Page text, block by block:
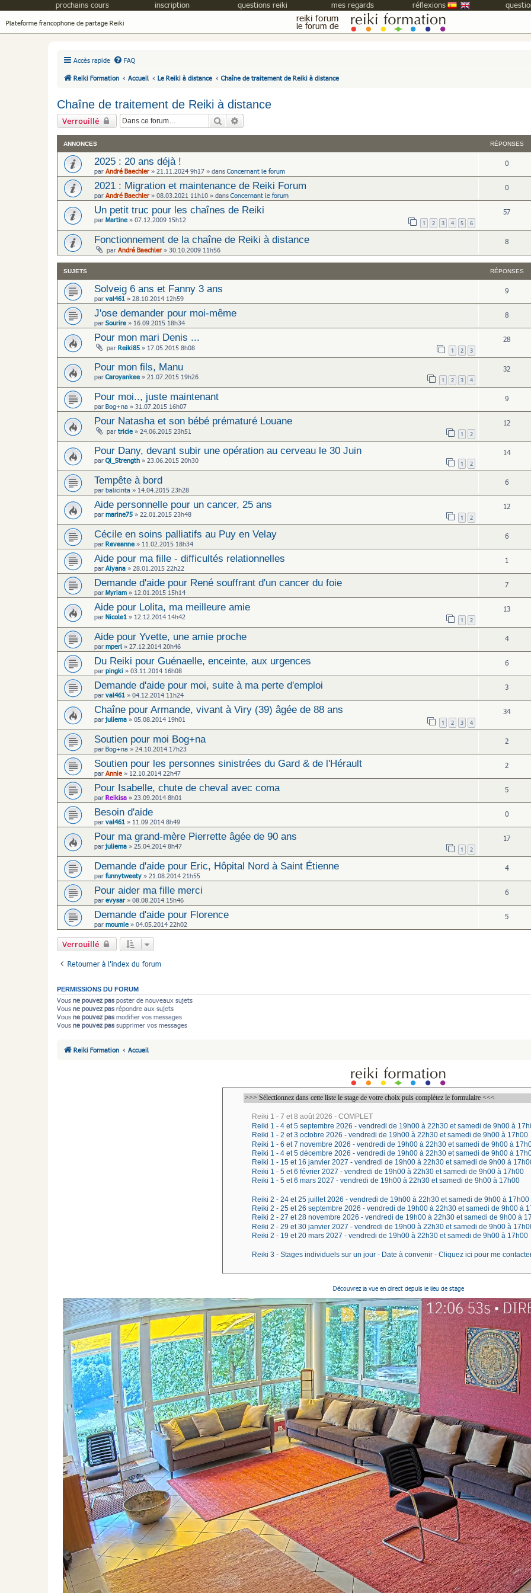
reiki forum
Plateforme francophone de partage Reiki
Accès rapide FAQ
Reiki Formation Accueil Le Reiki à distance Chaîne de traitement de Reiki à distance
Chaîne de traitement de Reiki à distance
Verrouillé Rechercher
ANNONCES RÉPONSES
2025 : 20 ans déjà !
par André Baechler» 21.11.2024 9h17 » dansConcernant le forum
0
2021 : Migration et maintenance de Reiki Forum
par André Baechler» 08.03.2021 11h10 » dansConcernant le forum
0
Un petit truc pour les chaînes de Reiki
par Martine » 07.12.2009 15h12 1 2 3 4 5 6
57
Fonctionnement de la chaîne de Reiki à distance
par André Baechler» 30.10.2009 11h56
8
SUJETS RÉPONSES
Solveig 6 ans et Fanny 3 ans
par val461 » 28.10.2014 12h59
9
J'ose demander pour moi-même
par Sourire » 16.09.2015 18h34
8
Pour mon mari Denis ...
par Reiki85 » 17.05.2015 8h08 1 2 3
28
Pour mon fils, Manu
parCaroyankee » 21.07.2015 19h26 1 2 3 4
32
Pour moi.., juste maintenant
par Bog+na » 31.07.2015 16h07
9
Pour Natasha et son bébé prématuré Louane
par tricie » 24.06.2015 23h51 1 2
12
Pour Dany, devant subir une opération au cerveau le 30 Juin
parQi_Strength » 23.06.2015 20h30 1 2
14
Tempête à bord
par balicinta » 14.04.2015 23h28
6
Aide personnelle pour un cancer, 25 ans
par marine75 » 22.01.2015 23h48 1 2
12
Cécile en soins palliatifs au Puy en Velay
par Reveanne » 11.02.2015 18h34
6
Aide pour ma fille - difficultés relationnelles
par Aiyana » 28.01.2015 22h22
1
Demande d'aide pour René souffrant d'un cancer du foie
par Myriam » 12.01.2015 15h14
7
Aide pour Lolita, ma meilleure amie
par Nicole1 » 12.12.2014 14h42 1 2
13
Aide pour Yvette, une amie proche
par mperl » 27.12.2014 20h46
4
Du Reiki pour Guénaelle, enceinte, aux urgences
par pingki » 03.11.2014 16h08
6
Demande d'aide pour moi, suite à ma perte d'emploi
par val461 » 04.12.2014 11h24
3
Chaîne pour Armande, vivant à Viry (39) âgée de 88 ans
par juliema » 05.08.2014 19h01 1 2 3 4
34
Soutien pour moi Bog+na
par Bog+na » 24.10.2014 17h23
2
Soutien pour les personnes sinistrées du Gard & de l'Hérault
par Annie » 12.10.2014 22h47
2
Pour Isabelle, chute de cheval avec coma
par Reikisa » 23.09.2014 8h01
5
Besoin d'aide
par val461 » 11.09.2014 8h49
0
Pour ma grand-mère Pierrette âgée de 90 ans
par juliema » 25.04.2014 8h47 1 2
17
Demande d'aide pour Eric, Hôpital Nord à Saint Étienne
par funnytweety » 21.08.2014 21h55
4
Pour aider ma fille merci
par evysar» 08.08.2014 15h46
6
Demande d'aide pour Florence
par moumie » 04.05.2014 22h02
5
Verrouillé
Retourner à l’index du forum
PERMISSIONS DU FORUM
Vous ne pouvez pas poster de nouveaux sujets
Vous ne pouvez pas répondre aux sujets
Vous ne pouvez pas modifier vos messages
Vous ne pouvez pas supprimer vos messages
le forum de
prochains cours inscription questions reiki mes regards réflexions
Reiki Formation Accueil
Découvrez la vue en direct depuis le lieu de stage